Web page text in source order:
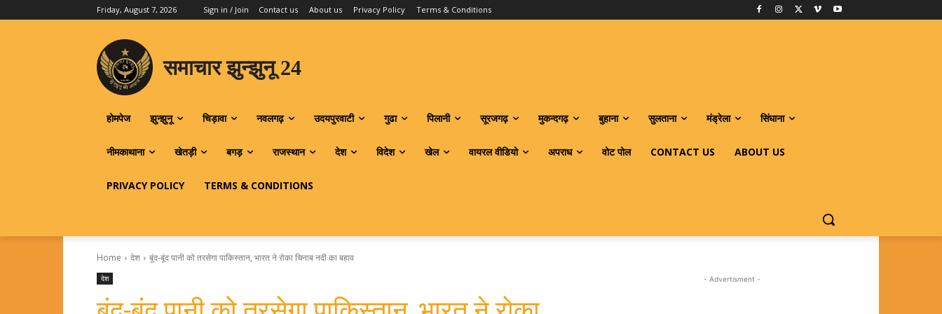
Friday, August 7, 2026 Sign in / Join Contact us About us Privacy Policy Terms & Conditions
समाचार झुन्झुनू 24
होमपेज झुन्झुनू चिड़ावा नवलगढ़ उदयपुरवाटी गुढा पिलानी सूरजगढ़ मुकन्दगढ़ बुहाना सुलताना मंड्रेला सिंघाना
नीमकाथाना खेतड़ी बगड़ राजस्थान देश विदेश खेल वायरल वीडियो अपराध वोट पोल CONTACT US ABOUT US
PRIVACY POLICY TERMS & CONDITIONS
Home देश बूंद-बूंद पानी को तरसेगा पाकिस्तान, भारत ने रोका चिनाब नदी का बहाव
देश - Advertisment -